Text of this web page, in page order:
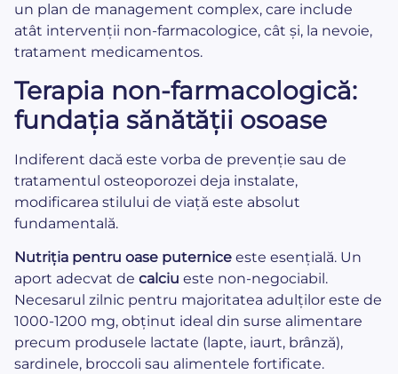
un plan de management complex, care include
atât intervenții non-farmacologice, cât și, la nevoie,
tratament medicamentos.
Terapia non-farmacologică:
fundația sănătății osoase
Indiferent dacă este vorba de prevenție sau de
tratamentul osteoporozei deja instalate,
modificarea stilului de viață este absolut
fundamentală.
Nutriția pentru oase puternice este esențială. Un
aport adecvat de calciu este non-negociabil.
Necesarul zilnic pentru majoritatea adulților este de
1000-1200 mg, obținut ideal din surse alimentare
precum produsele lactate (lapte, iaurt, brânză),
sardinele, broccoli sau alimentele fortificate.